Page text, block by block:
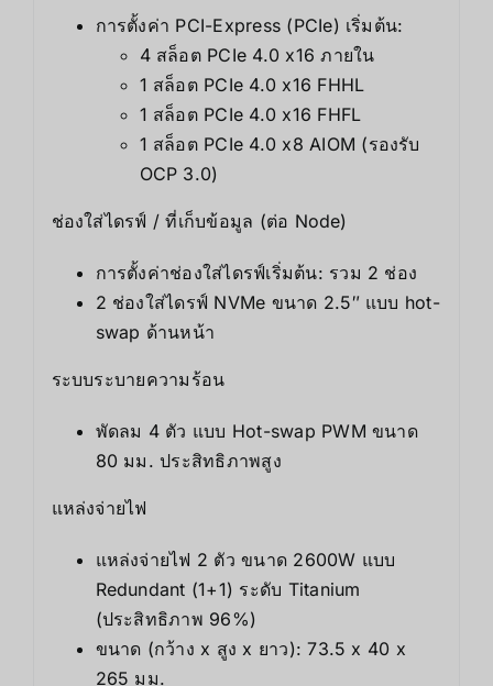
การตั้งค่า PCI-Express (PCIe) เริ่มต้น:
4 สล็อต PCIe 4.0 x16 ภายใน
1 สล็อต PCIe 4.0 x16 FHHL
1 สล็อต PCIe 4.0 x16 FHFL
1 สล็อต PCIe 4.0 x8 AIOM (รองรับ
OCP 3.0)
ช่องใส่ไดรฟ์ / ที่เก็บข้อมูล (ต่อ Node)
การตั้งค่าช่องใส่ไดรฟ์เริ่มต้น: รวม 2 ช่อง
2 ช่องใส่ไดรฟ์ NVMe ขนาด 2.5″ แบบ hot-
swap ด้านหน้า
ระบบระบายความร้อน
พัดลม 4 ตัว แบบ Hot-swap PWM ขนาด
80 มม. ประสิทธิภาพสูง
แหล่งจ่ายไฟ
แหล่งจ่ายไฟ 2 ตัว ขนาด 2600W แบบ
Redundant (1+1) ระดับ Titanium
(ประสิทธิภาพ 96%)
ขนาด (กว้าง x สูง x ยาว): 73.5 x 40 x
265 มม.